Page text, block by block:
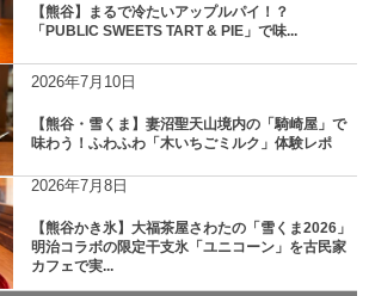
【熊谷】まるで冷たいアップルパイ！？
「PUBLIC SWEETS TART & PIE」で味...
2026年7月10日
【熊谷・雪くま】妻沼聖天山境内の「騎崎屋」で
味わう！ふわふわ「木いちごミルク」体験レポ
2026年7月8日
【熊谷かき氷】大福茶屋さわたの「雪くま2026」
明治コラボの限定干支氷「ユニコーン」を古民家
カフェで実...